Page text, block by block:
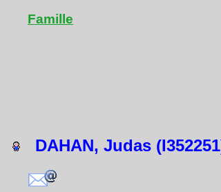
Famille
DAHAN, Judas